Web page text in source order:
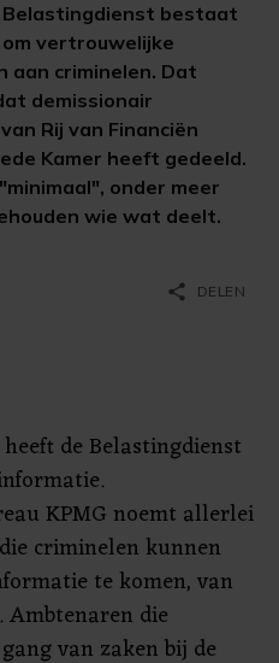
Belastingdienst bestaat
vertrouwelijke
aan criminelen. Dat
demissionair
Rij van Financiën
Kamer heeft gedeeld.
onder meer
wie wat deelt.
share DELEN
de Belastingdienst
KPMG noemt allerlei
criminelen kunnen
te komen, van
die
van zaken bij de